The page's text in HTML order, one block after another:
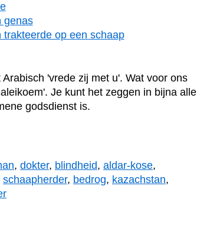
genas
op een schaap
'vrede zij met u'. Wat voor ons
Je kunt het zeggen in bijna alle
godsdienst is.
, dokter, blindheid, aldar-kose,
schaapherder, bedrog, kazachstan,